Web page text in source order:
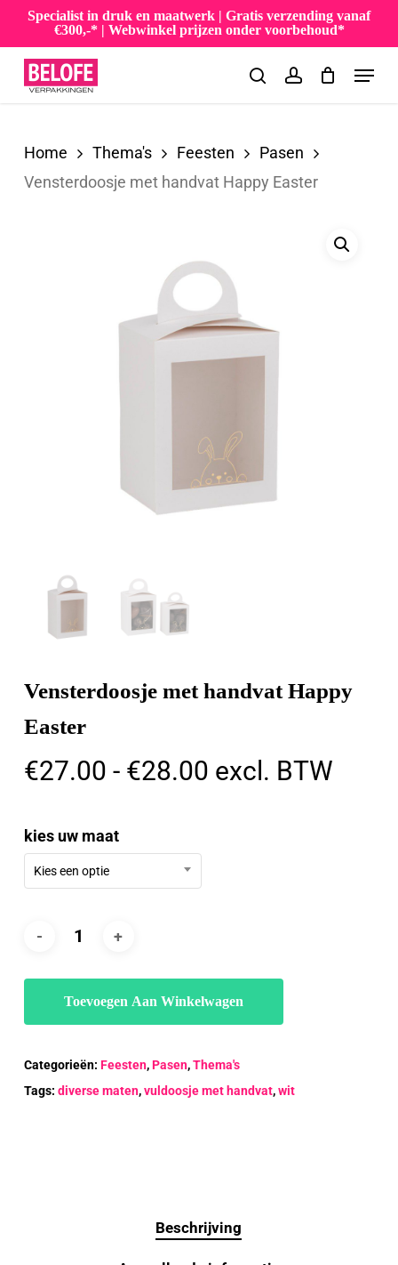
Skip
main
content
Specialist in druk en maatwerk | Gratis verzending vanaf
€300,-* | Webwinkel prijzen onder voorbehoud*
searchaccount
Menu
Home Thema's Feesten
Pasen
Vensterdoosje met handvat Happy Easter
Vensterdoosje met handvat Happy
Easter
€27.00 - €28.00Prijsklasse:
excl. BTW
kies uw maat
Kies een optie
Toevoegen Aan Winkelwagen
Categorieën: Feesten,Pasen,Thema's
Tags: diverse maten,vuldoosje met handvat,wit
Beschrijving